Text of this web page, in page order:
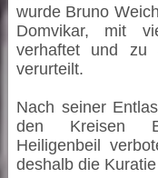
wurde Bruno
Domvikar, mit
verhaftet und zu
verurteilt.
Nach seiner
den Kreisen
Heiligenbeil
deshalb die